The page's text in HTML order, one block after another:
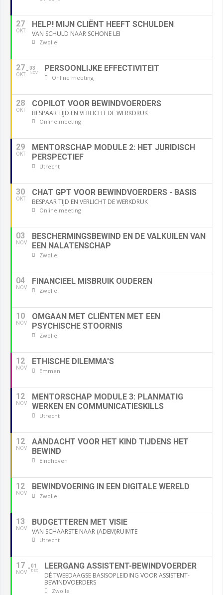
27
OKT
HELP! MIJN CLIËNT HEEFT SCHULDEN
VAN SCHULD NAAR SCHONE LEI
Zwolle
27
OKT
03
NOV PERSOONLIJKE EFFECTIVITEIT
Online meeting
28
OKT
COPILOT VOOR BEWINDVOERDERS
BESPAAR TIJD EN VERLICHT DE WERKDRUK
Online meeting
29
OKT
MENTORSCHAP MODULE 2: HET JURIDISCH
PERSPECTIEF
Utrecht
30
OKT
CHAT GPT VOOR BEWINDVOERDERS - BASIS
BESPAAR TIJD EN VERLICHT DE WERKDRUK
Online meeting
03
NOV
BESCHERMINGSBEWIND EN DE VALKUILEN VAN
EEN NALATENSCHAP
Zwolle
04
NOV
FINANCIEEL MISBRUIK OUDEREN
Zwolle
10
NOV
OMGAAN MET CLIËNTEN MET EEN
PSYCHISCHE STOORNIS
Zwolle
12
NOV
ETHISCHE DILEMMA'S
Emmen
12
NOV
MENTORSCHAP MODULE 3: PLANMATIG
WERKEN EN COMMUNICATIESKILLS
Utrecht
12
NOV
AANDACHT VOOR HET KIND TIJDENS HET
BEWIND
Eindhoven
12
NOV
BEWINDVOERING IN EEN DIGITALE WERELD
Zwolle
13
NOV
BUDGETTEREN MET VISIE
VAN SCHAARSTE NAAR (ADEM)RUIMTE
Utrecht
17
NOV
01
DEC LEERGANG ASSISTENT-BEWINDVOERDER
DÉ TWEEDAAGSE BASISOPLEIDING VOOR ASSISTENT-
BEWINDVOERDERS
Zwolle